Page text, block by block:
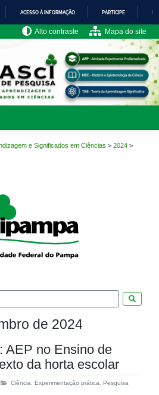
IR
PARA
O
ACESSO À INFORMAÇÃO PARTICIPE
Alto contraste Mapa do site
e Significados em Ciências > 2024 >
de 2024
AEP no Ensino de
da horta escolar
Ciência Experimentação prática
Pesquisa